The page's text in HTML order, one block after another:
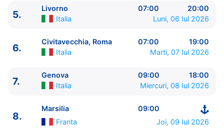
ITINERARIU
----------------------------------------
1. Marsilia Franta
Valencia Spania
07:00 - 18:00
4.
Zi de navigare
0:00 - 0:00
6.
Civitavecchia, Roma
07:00 - 19:00
7. Genova Italia
5.
Livorno 07:00
20:00
Italia
Luni, 06 Iul 2026
6.
Civitavecchia, Roma 07:00
19:00
Italia
Marti, 07 Iul 2026
7.
Genova 09:00
18:00
Italia
Miercuri, 08 Iul 2026
8.
Marsilia
09:00
Franta
Joi, 09 Iul 2026